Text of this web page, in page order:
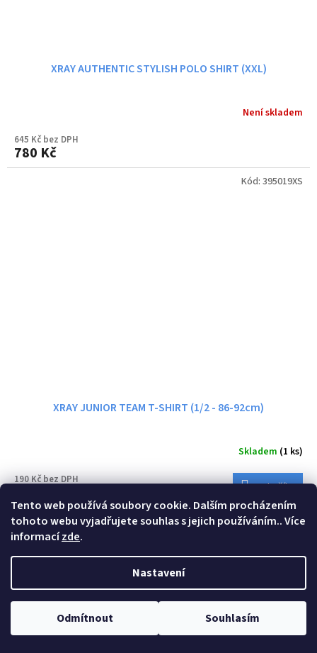
Tento web používá soubory cookie. Dalším procházením
tohoto webu vyjadřujete souhlas s jejich používáním.. Více
informacízde.
Nastavení
Odmítnout Souhlasím
XRAY AUTHENTIC STYLISH POLO SHIRT (XXL)
Není skladem
645 Kč bez DPH
780 Kč
XRAY JUNIOR TEAM T-SHIRT (1/2 - 86-92cm)
Skladem (1 ks)
190 Kč bez DPH
Do košíku
Kód: 395019XS
Kód:395019XXL